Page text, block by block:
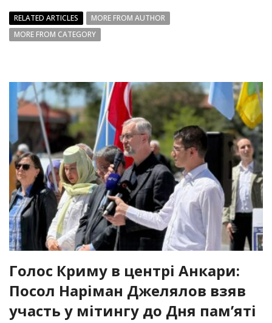
RELATED ARTICLES
MORE FROM AUTHOR
MORE FROM CATEGORY
Голос Криму в центрі Анкари:
Посол Наріман Джелялов взяв
участь у мітингу до Дня пам’яті